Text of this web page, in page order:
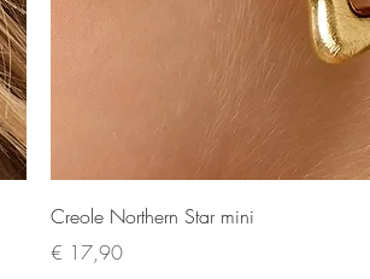
Creole Northern Star mini
Preis
€ 17,90